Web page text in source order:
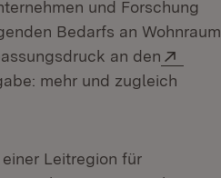
und Forschung
Bedarfs an Wohnraum
an den
mehr und zugleich
Leitregion für